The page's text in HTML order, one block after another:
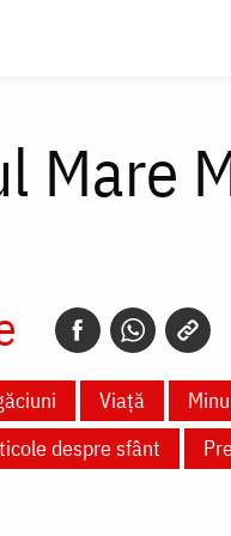
Mare
Viață
despre sfânt